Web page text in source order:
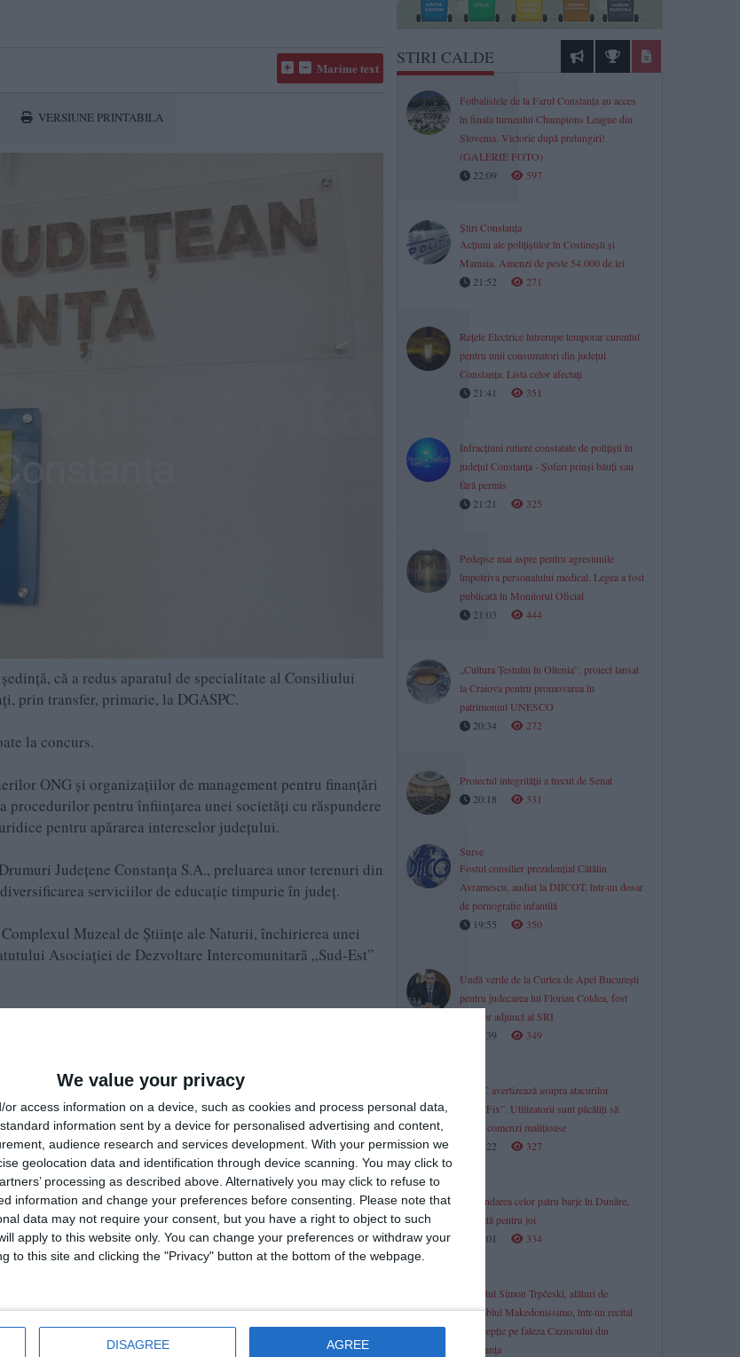
We value your privacy
or access information on a device, such as cookies and process personal data,
information sent by a device for personalised advertising and content,
audience research and services development. With your permission we
geolocation data and identification through device scanning. You may click to
processing as described above. Alternatively you may click to refuse to
information and change your preferences before consenting.
Please note that
data may not require your consent, but you have a right to object to such
apply to this website only. You can change your preferences or withdraw your
to this site and clicking the "Privacy" button at the bottom of the webpage.
DISAGREE AGREE
Marime text
VERSIUNE PRINTABILA
că a redus aparatul de specialitate al Consiliului
prin transfer, primarie, la DGASPC.
la concurs.
ONG și organizațiilor de management pentru finanțări
pentru înființarea unei societăți cu răspundere
pentru apărarea intereselor județului.
Județene Constanța S.A., preluarea unor terenuri din
serviciilor de educație timpurie în județ.
Muzeal de Științe ale Naturii, închirierea unei
Asociației de Dezvoltare Intercomunitară „Sud-Est”
proprietate pentru 25 de microbuze electrice școlare,
vor deservi elevii din județ.
STIRI CALDE
Fotbalistele de la Farul Constanța au acces
în finala turneului Champions League din
Slovenia. Victorie după prelungiri!
(GALERIE FOTO)
22:09
597
Știri Constanța
Acțiuni ale polițiștilor în Costinești și
Mamaia. Amenzi de peste 54.000 de lei
21:52
271
Rețele Electrice întrerupe temporar curentul
pentru unii consumatori din județul
Constanța. Lista celor afectați
21:41
351
Infracțiuni rutiere constatate de polițiști în
județul Constanța - Șoferi prinși băuți sau
fără permis
21:21
325
Pedepse mai aspre pentru agresiunile
împotriva personalului medical. Legea a fost
publicată în Monitorul Oficial
21:03
444
„Cultura Țestului în Oltenia”, proiect lansat
la Craiova pentru promovarea în
patrimoniul UNESCO
20:34
272
Proiectul integrității a trecut de Senat
20:18
331
Surse
Fostul consilier prezidențial Cătălin
Avramescu, audiat la DIICOT, într-un dosar
de pornografie infantilă
19:55
350
Undă verde de la Curtea de Apel București
pentru judecarea lui Florian Coldea, fost
director adjunct al SRI
19:39
349
DNSC avertizează asupra atacurilor
„ClickFix”. Utilizatorii sunt păcăliți să
ruleze comenzi malițioase
19:22
327
Scufundarea celor patru barje în Dunăre,
amânată pentru joi
19:01
334
Pianistul Simon Trpčeski, alături de
ansamblul Makedonissimo, într-un recital
de excepție pe faleza Cazinoului din
Constanța